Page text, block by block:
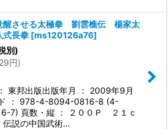
醒させる太極拳 劉雲樵伝 楊家太
式長拳 [ms120126a76]
別)
円)
東邦出版出版年月 ： 2009年9月
： 978-4-8094-0816-8 (4-
7) 頁数・縦 ： ２００Ｐ ２１ｃ
伝説の中国武術…